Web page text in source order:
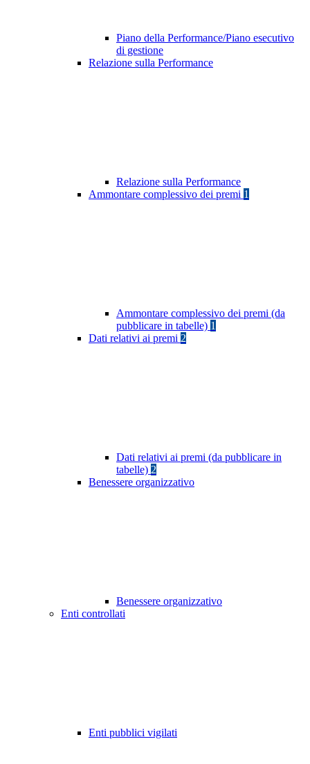
Piano della Performance/Piano esecutivo
di gestione
Relazione sulla Performance
Relazione sulla Performance
Ammontare complessivo dei premi 1
Ammontare complessivo dei premi (da
pubblicare in tabelle) 1
Dati relativi ai premi 2
Dati relativi ai premi (da pubblicare in
tabelle) 2
Benessere organizzativo
Benessere organizzativo
Enti controllati
Enti pubblici vigilati